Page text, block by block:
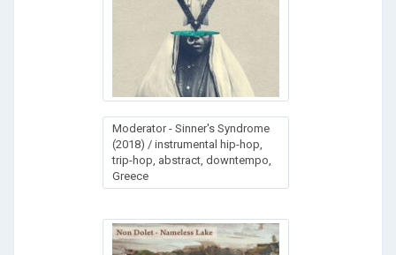
Moderator - Sinner's Syndrome
(2018) / instrumental hip-hop,
trip-hop, abstract, downtempo,
Greece